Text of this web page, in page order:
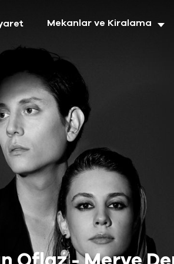
Mekanlar ve Kiralama